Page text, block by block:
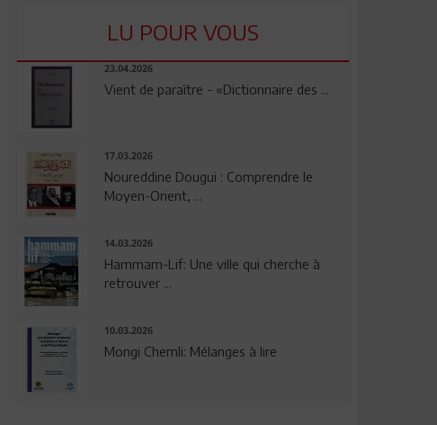
LU POUR VOUS
23.04.2026
Vient de paraître - «Dictionnaire des ...
17.03.2026
Noureddine Dougui : Comprendre le
Moyen-Orient, ...
14.03.2026
Hammam-Lif: Une ville qui cherche à
retrouver ...
10.03.2026
Mongi Chemli: Mélanges à lire